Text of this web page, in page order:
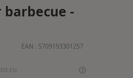
barbecue -
EAN : 5709193301257
EN